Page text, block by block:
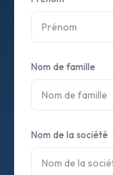
Nom de famille
Nom de la société